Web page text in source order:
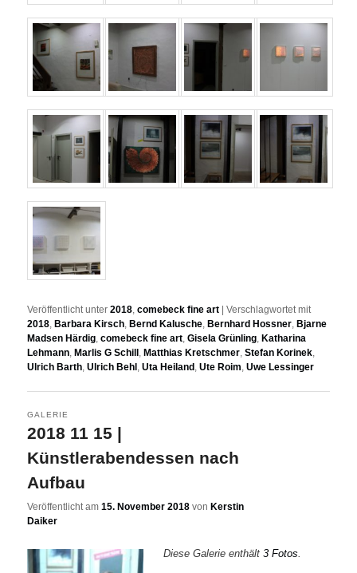
Veröffentlicht unter 2018 ,comebeck fine art |Verschlagwortet mit
2018 ,Barbara Kirsch ,Bernd Kalusche ,Bernhard Hossner ,Bjarne
Madsen Härdig ,comebeck fine art ,Gisela Grünling ,Katharina
Lehmann ,Marlis G Schill ,Matthias Kretschmer ,Stefan Korinek
Ulrich Barth ,Ulrich Behl ,Uta Heiland ,Ute Roim ,Uwe Lessinger
2018 11 15 |
Künstlerabendessen nach
Aufbau
GALERIE
Veröffentlicht am15. November 2018 von Kerstin
Daiker
Diese Galerie enthält3 Fotos.